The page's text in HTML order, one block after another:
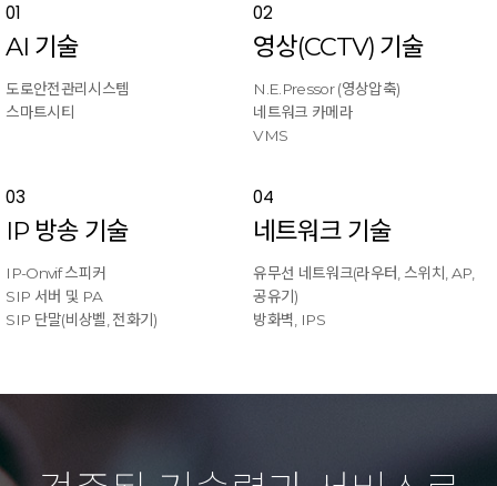
01
AI 기술
도로안전관리시스템
스마트시티
02
영상(CCTV) 기술
N.E.Pressor (영상압축)
네트워크 카메라
VMS
03
IP 방송 기술
IP-Onvif 스피커
SIP 서버 및 PA
SIP 단말(비상벨, 전화기)
04
네트워크 기술
유무선 네트워크(라우터, 스위치, AP,
공유기)
방화벽, IPS